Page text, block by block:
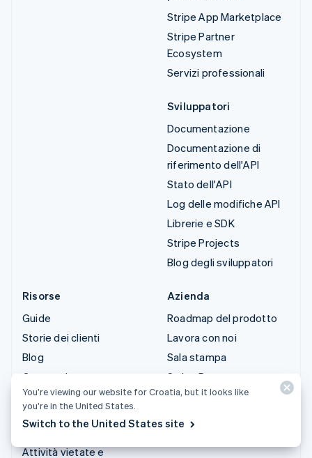
Stripe App Marketplace
Stripe Partner
Ecosystem
Servizi professionali
Sviluppatori
Documentazione
Documentazione di
riferimento dell'API
Stato dell'API
Log delle modifiche API
Librerie e SDK
Stripe Projects
Blog degli sviluppatori
Risorse
Guide
Storie dei clienti
Blog
Community
Conferenza annuale
Sessions
Privacy e termini
Attività vietate e
Azienda
Roadmap del prodotto
Lavora con noi
Sala stampa
Stripe Press
Contattaci
You’re viewing our website for Croatia, but it looks like
you’re in the United States.
Switch to the United States site